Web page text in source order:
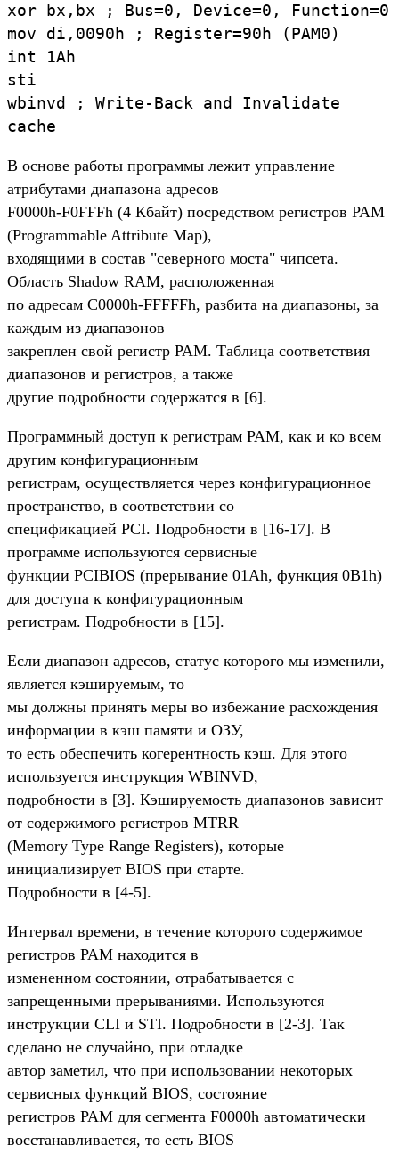
xor bx,bx ; Bus=0, Device=0, Function=0
mov di,0090h ; Register=90h (PAM0)
int 1Ah
sti
wbinvd ; Write-Back and Invalidate
cache
В основе работы программы лежит управление
атрибутами диапазона адресов
F0000h-F0FFFh (4 Кбайт) посредством регистров PAM
(Programmable Attribute Map),
входящими в состав "северного моста" чипсета.
Область Shadow RAM, расположенная
по адресам C0000h-FFFFFh, разбита на диапазоны, за
каждым из диапазонов
закреплен свой регистр PAM. Таблица соответствия
диапазонов и регистров, а также
другие подробности содержатся в [6].
Программный доступ к регистрам PAM, как и ко всем
другим конфигурационным
регистрам, осуществляется через конфигурационное
пространство, в соответствии со
спецификацией PCI. Подробности в [16-17]. В
программе используются сервисные
функции PCIBIOS (прерывание 01Ah, функция 0B1h)
для доступа к конфигурационным
регистрам. Подробности в [15].
Если диапазон адресов, статус которого мы изменили,
является кэшируемым, то
мы должны принять меры во избежание расхождения
информации в кэш памяти и ОЗУ,
то есть обеспечить когерентность кэш. Для этого
используется инструкция WBINVD,
подробности в [3]. Кэшируемость диапазонов зависит
от содержимого регистров MTRR
(Memory Type Range Registers), которые
инициализирует BIOS при старте.
Подробности в [4-5].
Интервал времени, в течение которого содержимое
регистров PAM находится в
измененном состоянии, отрабатывается с
запрещенными прерываниями. Используются
инструкции CLI и STI. Подробности в [2-3]. Так
сделано не случайно, при отладке
автор заметил, что при использовании некоторых
сервисных функций BIOS, состояние
регистров PAM для сегмента F0000h автоматически
восстанавливается, то есть BIOS